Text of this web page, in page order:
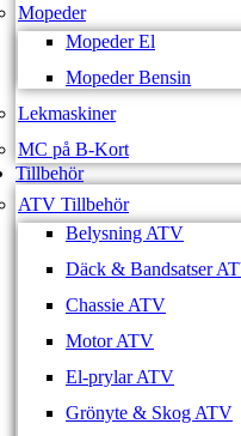
Mopeder
Mopeder El
Mopeder Bensin
Lekmaskiner
MC på B-Kort
Tillbehör
ATV Tillbehör
Belysning ATV
Däck & Bandsatser
Chassie ATV
Motor ATV
El-prylar ATV
Grönyte & Skog ATV